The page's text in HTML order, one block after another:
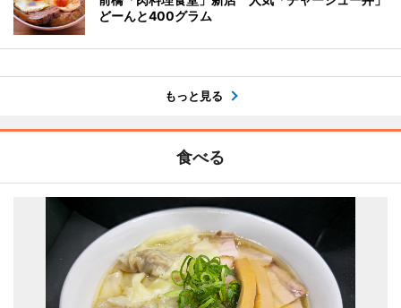
どーんと400グラム
もっと見る
食べる